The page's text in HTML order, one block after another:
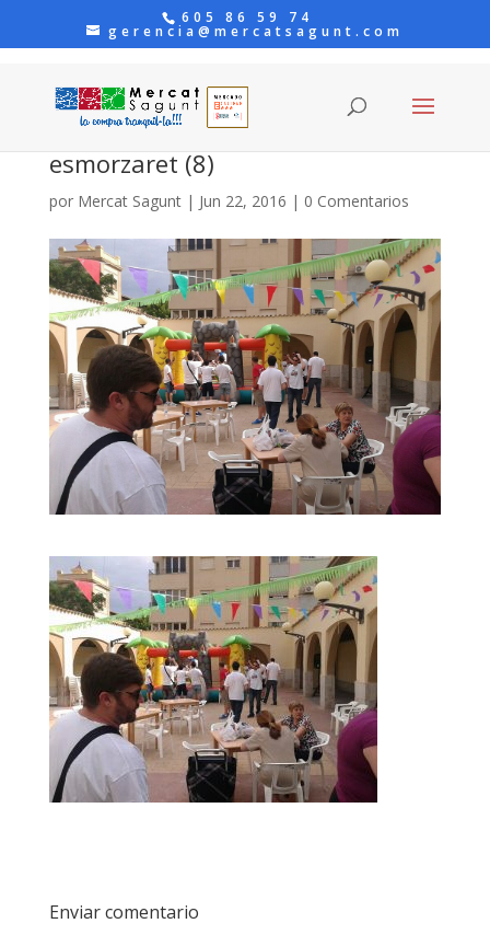
605 86 59 74
gerencia@mercatsagunt.com
esmorzaret (8)
por Mercat Sagunt| Jun 22, 2016 | 0 Comentarios
Enviar comentario